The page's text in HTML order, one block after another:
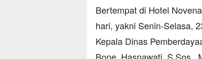
Bertempat di Hotel
hari, yakni Senin-Selasa,
Kepala Dinas